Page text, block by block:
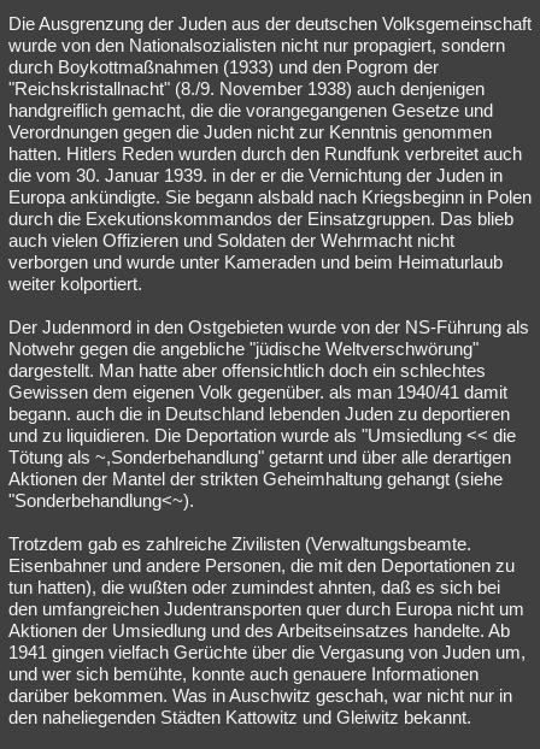
Die Ausgrenzung der Juden aus der deutschen Volksgemeinschaft
wurde von den Nationalsozialisten nicht nur propagiert, sondern
durch Boykottmaßnahmen (1933) und den Pogrom der
"Reichskristallnacht" (8./9. November 1938) auch denjenigen
handgreiflich gemacht, die die vorangegangenen Gesetze und
Verordnungen gegen die Juden nicht zur Kenntnis genommen
hatten. Hitlers Reden wurden durch den Rundfunk verbreitet auch
die vom 30. Januar 1939. in der er die Vernichtung der Juden in
Europa ankündigte. Sie begann alsbald nach Kriegsbeginn in Polen
durch die Exekutionskommandos der Einsatzgruppen. Das blieb
auch vielen Offizieren und Soldaten der Wehrmacht nicht
verborgen und wurde unter Kameraden und beim Heimaturlaub
weiter kolportiert.
Der Judenmord in den Ostgebieten wurde von der NS-Führung als
Notwehr gegen die angebliche "jüdische Weltverschwörung"
dargestellt. Man hatte aber offensichtlich doch ein schlechtes
Gewissen dem eigenen Volk gegenüber. als man 1940/41 damit
begann. auch die in Deutschland lebenden Juden zu deportieren
und zu liquidieren. Die Deportation wurde als "Umsiedlung << die
Tötung als ~,Sonderbehandlung" getarnt und über alle derartigen
Aktionen der Mantel der strikten Geheimhaltung gehangt (siehe
"Sonderbehandlung<~).
Trotzdem gab es zahlreiche Zivilisten (Verwaltungsbeamte.
Eisenbahner und andere Personen, die mit den Deportationen zu
tun hatten), die wußten oder zumindest ahnten, daß es sich bei
den umfangreichen Judentransporten quer durch Europa nicht um
Aktionen der Umsiedlung und des Arbeitseinsatzes handelte. Ab
1941 gingen vielfach Gerüchte über die Vergasung von Juden um,
und wer sich bemühte, konnte auch genauere Informationen
darüber bekommen. Was in Auschwitz geschah, war nicht nur in
den naheliegenden Städten Kattowitz und Gleiwitz bekannt.